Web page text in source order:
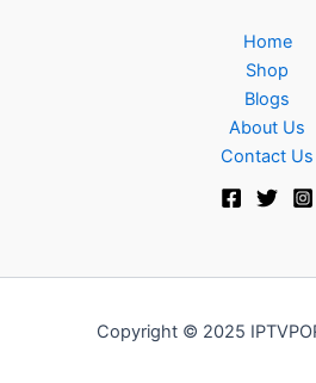
Home
Shop
Blogs
About Us
Contact Us
Copyright © 2025